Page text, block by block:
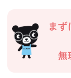
まず
無